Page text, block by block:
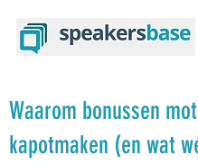
Waarom bonussen
kapotmaken (en wat